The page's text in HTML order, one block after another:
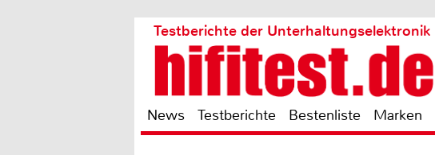
Testberichte der Unterhaltungselektronik
News Testberichte Bestenliste Marken